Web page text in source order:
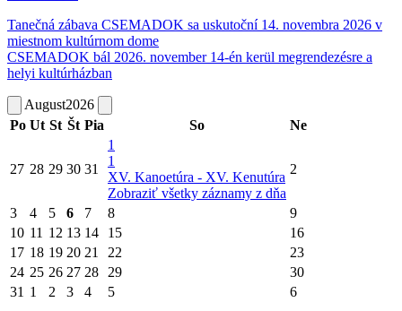
Tanečná zábava CSEMADOK sa uskutoční 14. novembra 2026 v
miestnom kultúrnom dome
CSEMADOK bál 2026. november 14-én kerül megrendezésre a
helyi kultúrházban
August2026
Po Ut St Št Pia So Ne
27 28 29 30 31
1
1
XV. Kanoetúra - XV. Kenutúra
Zobraziť všetky záznamy z dňa
2
3 4 5 6 7 8
9
10 11 12 13 14 15
16
17 18 19 20 21 22
23
24 25 26 27 28 29
30
31 1 2 3 4 5 6